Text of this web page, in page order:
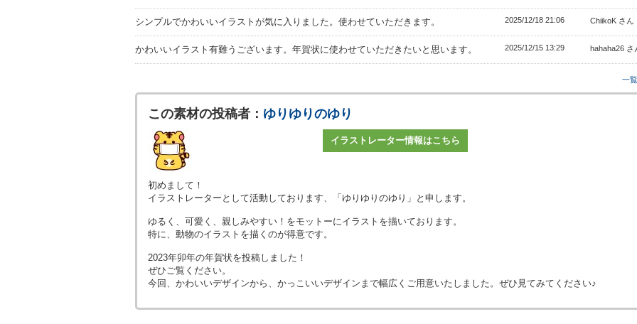
シンプルでかわいいイラストが気に入りました。使わせていただきます。 2025/12/18 21:06 ChiikoK さん
かわいいイラスト有難うございます。年賀状に使わせていただきたいと思います。 2025/12/15 13:29 hahaha26 さ
一
この素材の投稿者： ゆりゆりのゆり
イラストレーター情報はこちら
初めまして！
イラストレーターとして活動しております、「ゆりゆりのゆり」と申します。
ゆるく、可愛く、親しみやすい！をモットーにイラストを描いております。
特に、動物のイラストを描くのが得意です。
2023年卯年の年賀状を投稿しました！
ぜひご覧ください。
今回、かわいいデザインから、かっこいいデザインまで幅広くご用意いたしました。ぜひ見てみてください♪